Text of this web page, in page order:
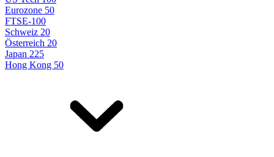
Eurozone 50
FTSE-100
Schweiz 20
Österreich 20
Japan 225
Hong Kong 50